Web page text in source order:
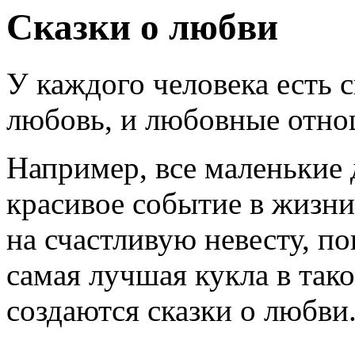
Сказки о любви
У каждого человека есть
любовь, и любовные
Например, все маленькие
красивое событие в
на счастливую невесту,
самая лучшая кукла в
создаются сказки о